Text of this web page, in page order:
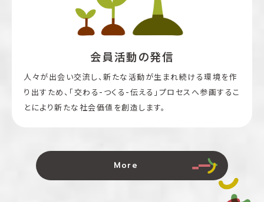
会員活動の発信
人々が出会い交流し、新たな活動が生まれ続ける環境を作
り出すため、「交わる-つくる-伝える」プロセスへ参画するこ
とにより新たな社会価値を創造します。
More